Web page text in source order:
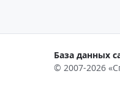
База данных
© 2007-2026